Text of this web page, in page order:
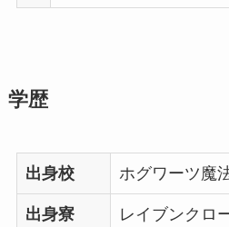
学歴
出身校 ホグワーツ魔
出身寮 レイブンクロ